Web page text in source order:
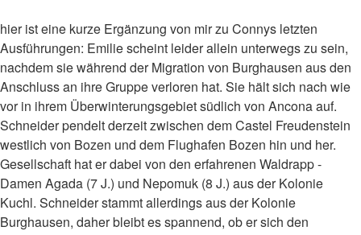
hier ist eine kurze Ergänzung von mir zu Connys letzten
Ausführungen: Emilie scheint leider allein unterwegs zu sein,
nachdem sie während der Migration von Burghausen aus den
Anschluss an ihre Gruppe verloren hat. Sie hält sich nach wie
vor in ihrem Überwinterungsgebiet südlich von Ancona auf.
Schneider pendelt derzeit zwischen dem Castel Freudenstein
westlich von Bozen und dem Flughafen Bozen hin und her.
Gesellschaft hat er dabei von den erfahrenen Waldrapp -
Damen Agada (7 J.) und Nepomuk (8 J.) aus der Kolonie
Kuchl. Schneider stammt allerdings aus der Kolonie
Burghausen, daher bleibt es spannend, ob er sich den